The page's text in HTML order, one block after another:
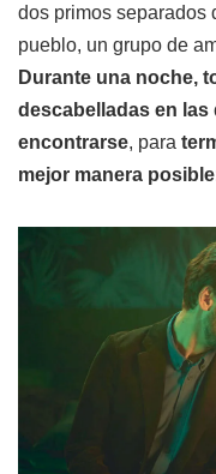
dos primos separados
pueblo, un grupo de
Durante una noche,
descabelladas en
encontrarse, para
mejor manera posible